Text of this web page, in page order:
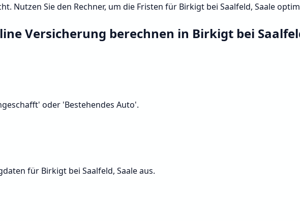
Nutzen Sie den Rechner, um die Fristen für Birkigt bei Saalfeld, Saale
Versicherung berechnen in Birkigt bei
oder 'Bestehendes Auto'.
für Birkigt bei Saalfeld, Saale aus.